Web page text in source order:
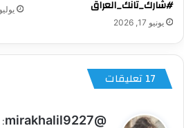
#شارك_تانك_العراق
يونيو 17, 2026
يوليو 6, 2026
‫17 تعليقات
ي
@mirakhalil9227
: